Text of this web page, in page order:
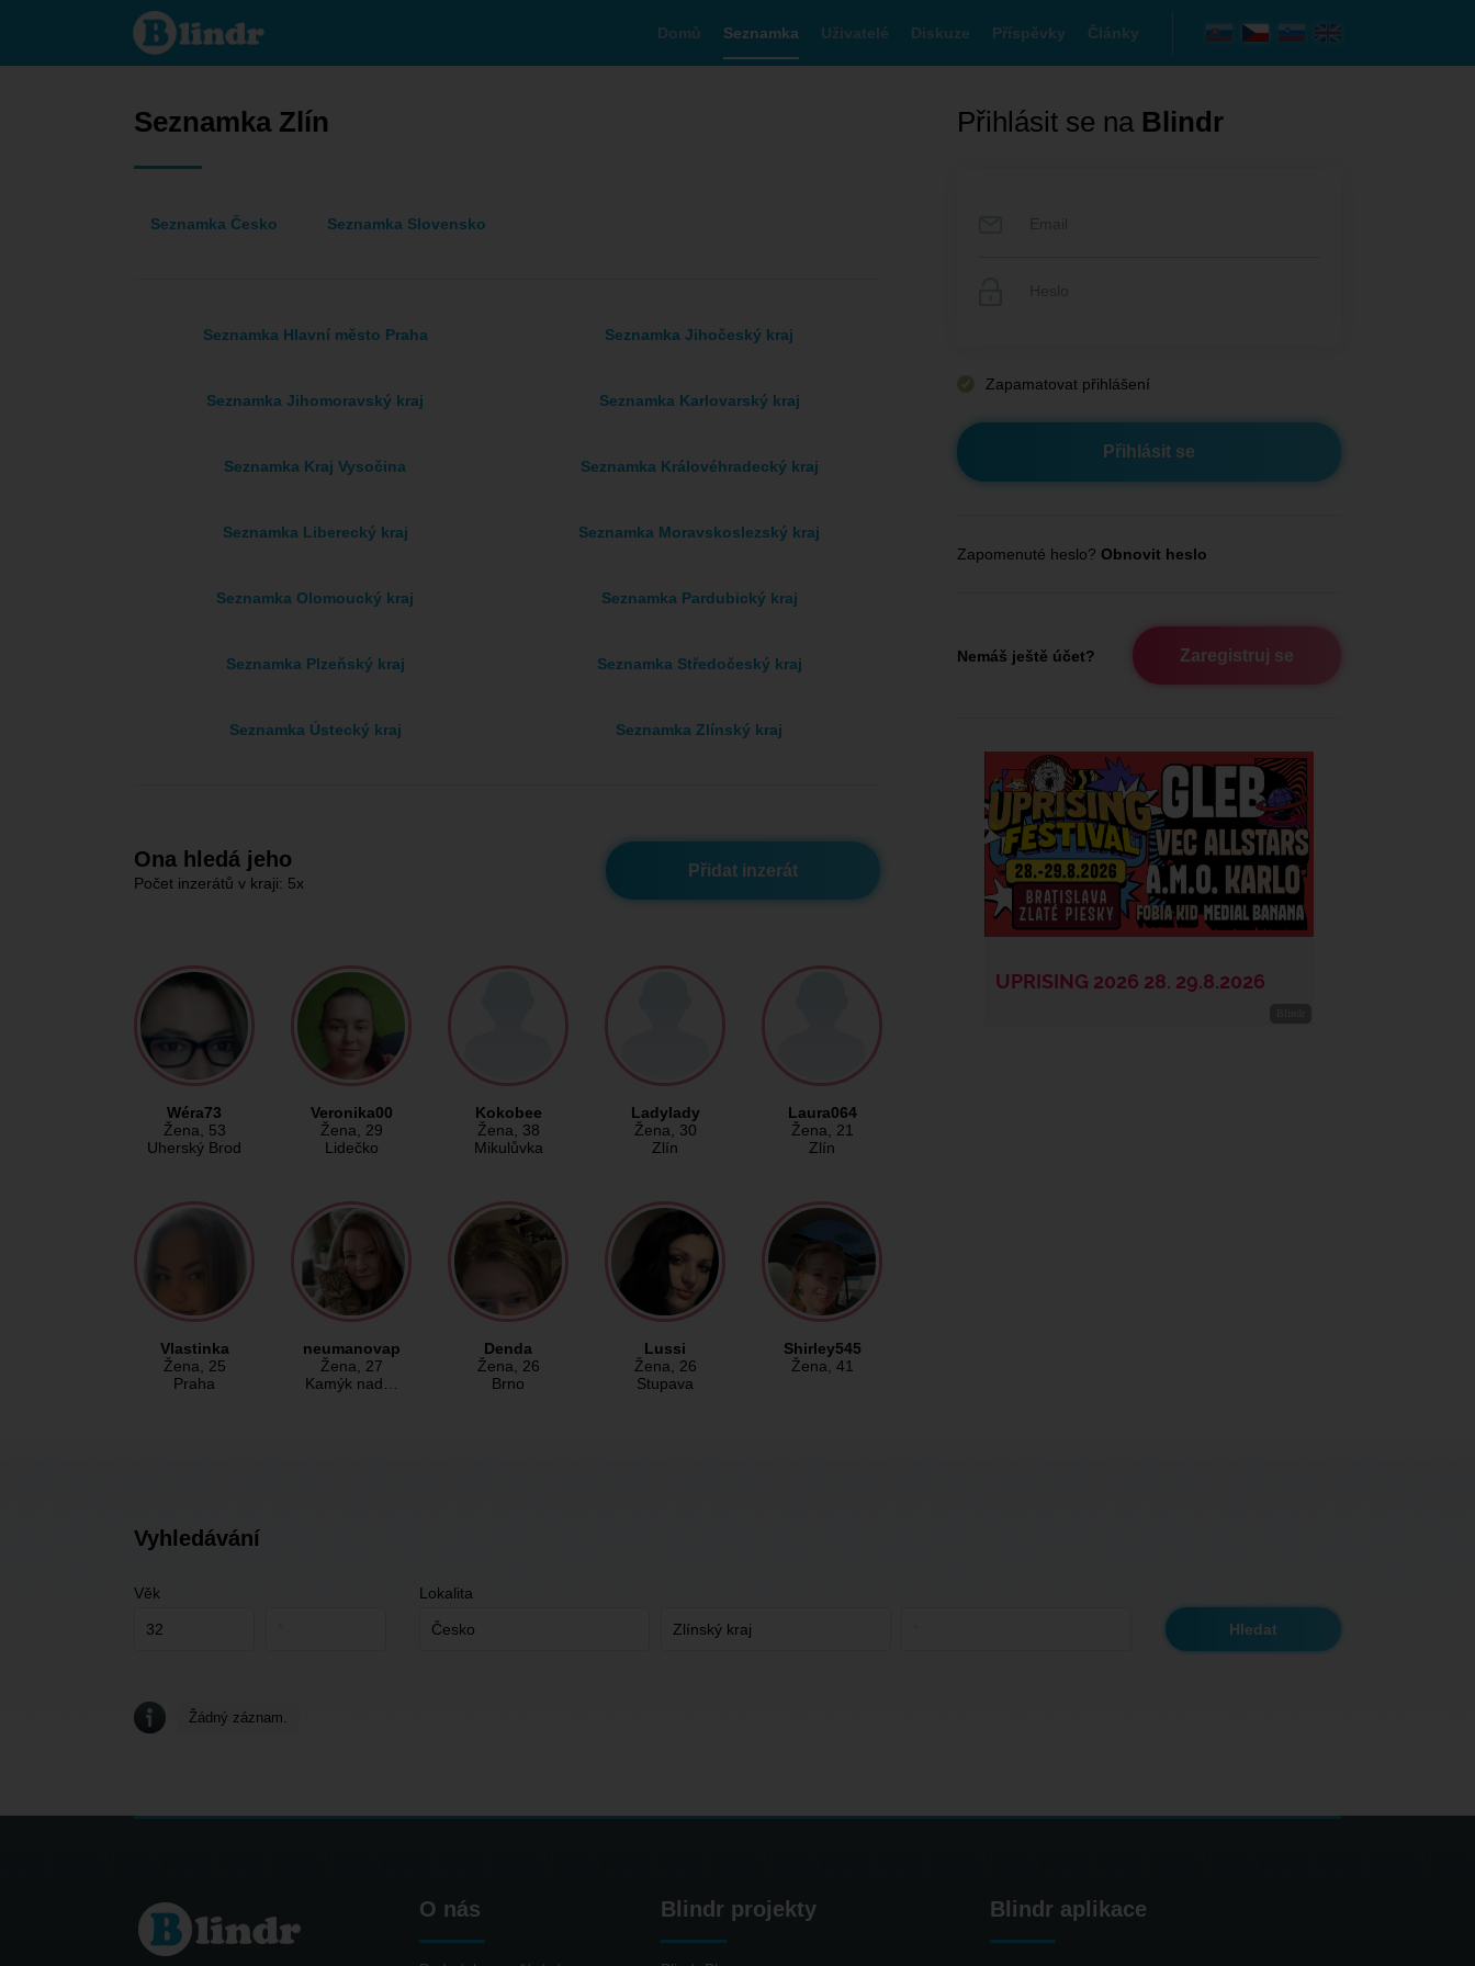
Seznamka
- Ona
hledá
Domů Seznamka Uživatelé Diskuze Příspěvky Články
Seznamka Zlín
Seznamka Česko Seznamka Slovensko
Seznamka Hlavní město Praha Seznamka Jihočeský kraj
Seznamka Jihomoravský kraj Seznamka Karlovarský kraj
Seznamka Kraj Vysočina Seznamka Královéhradecký kraj
Seznamka Liberecký kraj Seznamka Moravskoslezský kraj
Seznamka Olomoucký kraj Seznamka Pardubický kraj
Seznamka Plzeňský kraj Seznamka Středočeský kraj
Seznamka Ústecký kraj Seznamka Zlínský kraj
Přidat inzerát
Ona hledá jeho
Počet inzerátů v kraji: 5x
Wéra73
Žena, 53
Uherský Brod
Veronika00
Žena, 29
Lidečko
Kokobee
Žena, 38
Mikulůvka
Ladylady
Žena, 30
Zlín
Laura064
Žena, 21
Zlín
Vlastinka
Žena, 25
Praha
neumanovap
Žena, 27
Kamýk nad…
Denda
Žena, 26
Brno
Lussi
Žena, 26
Stupava
Shirley545
Žena, 41
Přihlásit se na Blindr
Zapamatovat přihlášení
Zapomenuté heslo? Obnovit heslo
Nemáš ještě účet? Zaregistruj se
Vyhledávání
Věk Lokalita
Žádný záznam.
O nás Blindr projekty Blindr aplikace